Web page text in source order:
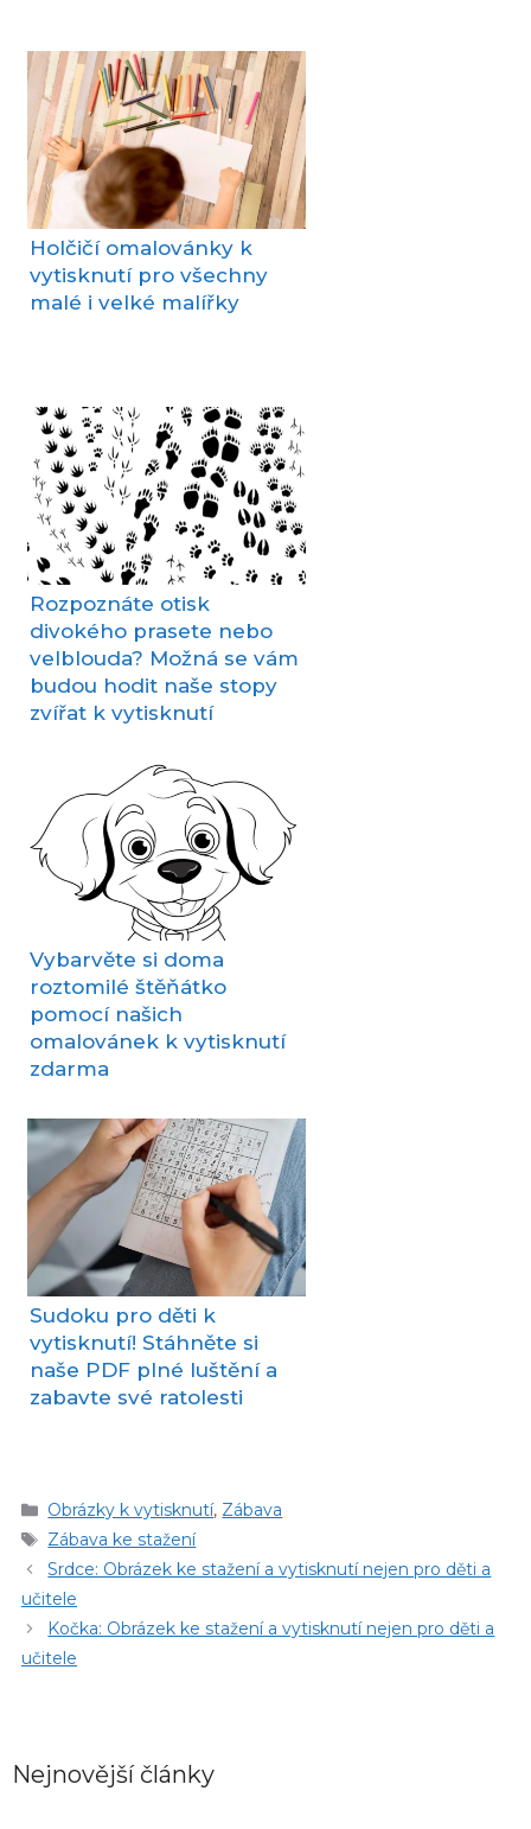
Holčičí omalovánky k
vytisknutí pro všechny
malé i velké malířky
Rozpoznáte otisk
divokého prasete nebo
velblouda? Možná se vám
budou hodit naše stopy
zvířat k vytisknutí
Vybarvěte si doma
roztomilé štěňátko
pomocí našich
omalovánek k vytisknutí
zdarma
Sudoku pro děti k
vytisknutí! Stáhněte si
naše PDF plné luštění a
zabavte své ratolesti
Rubriky
Obrázky k vytisknutí, Zábava
Štítky
Zábava ke stažení
Srdce: Obrázek ke stažení a vytisknutí nejen pro děti a
učitele
Kočka: Obrázek ke stažení a vytisknutí nejen pro děti a
učitele
Nejnovější články